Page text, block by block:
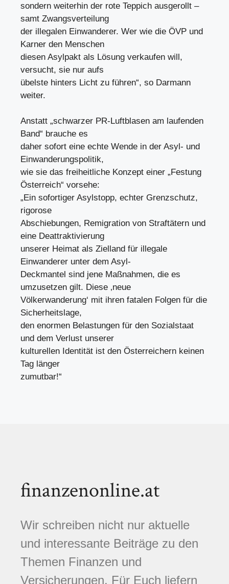
sondern weiterhin der rote Teppich ausgerollt –
samt Zwangsverteilung
der illegalen Einwanderer. Wer wie die ÖVP und
Karner den Menschen
diesen Asylpakt als Lösung verkaufen will,
versucht, sie nur aufs
übelste hinters Licht zu führen“, so Darmann
weiter.
Anstatt „schwarzer PR-Luftblasen am laufenden
Band“ brauche es
daher sofort eine echte Wende in der Asyl- und
Einwanderungspolitik,
wie sie das freiheitliche Konzept einer „Festung
Österreich“ vorsehe:
„Ein sofortiger Asylstopp, echter Grenzschutz,
rigorose
Abschiebungen, Remigration von Straftätern und
eine Deattraktivierung
unserer Heimat als Zielland für illegale
Einwanderer unter dem Asyl-
Deckmantel sind jene Maßnahmen, die es
umzusetzen gilt. Diese ‚neue
Völkerwanderung‘ mit ihren fatalen Folgen für die
Sicherheitslage,
den enormen Belastungen für den Sozialstaat
und dem Verlust unserer
kulturellen Identität ist den Österreichern keinen
Tag länger
zumutbar!“
finanzenonline.at
Wir schreiben nicht nur aktuelle
und interessante Beiträge zu den
Themen Finanzen und
Versicherungen. Für Euch liefern